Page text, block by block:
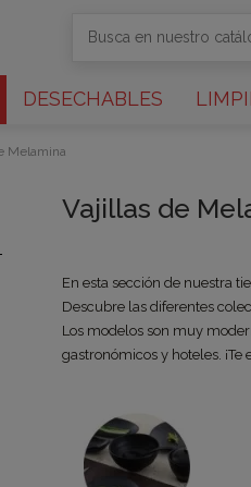
DESECHABLES
Melamina
Vajillas de
En esta sección de nuestra
Descubre las diferentes
Los modelos son muy
gastronómicos y hoteles.